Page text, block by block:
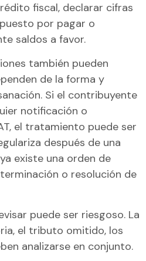
fiscal, declarar cifras
por pagar o
saldos a favor.
también pueden
de la forma y
Si el contribuyente
notificación o
el tratamiento puede ser
después de una
existe una orden de
o resolución de
puede ser riesgoso. La
el tributo omitido, los
analizarse en conjunto.